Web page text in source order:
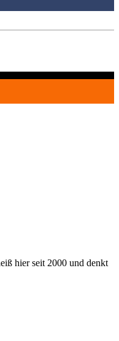
hier seit 2000 und denkt